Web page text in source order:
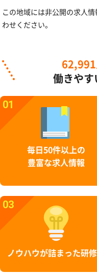
この地域には非公開の求人
わせください。
62,991
働きやす
01
毎日50件以上の
豊富な求人情報
03
ノウハウが詰まった研